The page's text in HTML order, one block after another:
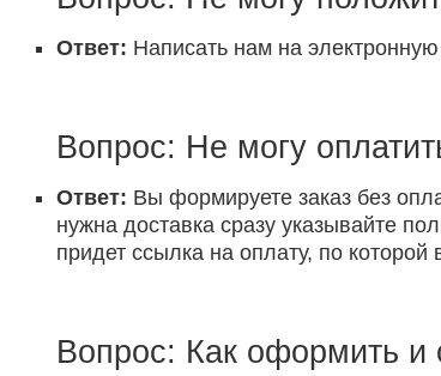
Ответ: Написать нам на электронную
Вопрос: Не могу
Ответ: Вы формируете заказ без
нужна доставка сразу указывайте
придет ссылка на оплату, по которой
Вопрос: Как оформить и